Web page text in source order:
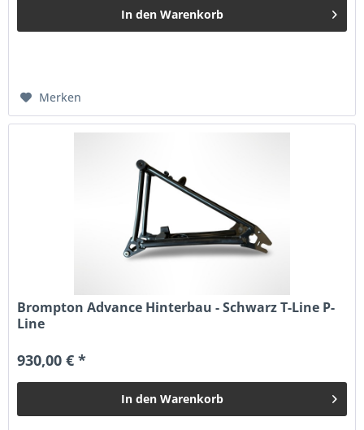
In den Warenkorb
Merken
Brompton Advance Hinterbau - Schwarz T-Line P-
Line
930,00 € *
In den Warenkorb